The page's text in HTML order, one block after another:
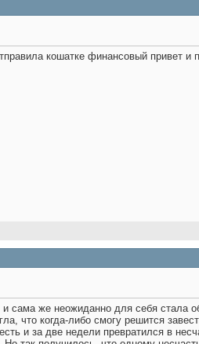
кошатке финансовый привет и
сама же неожиданно для себя стала
что когда-либо смогу решится
и за две недели превратился в